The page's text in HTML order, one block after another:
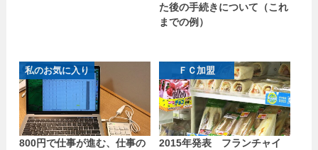
た後の手続きについて（これ
までの例）
私のお気に入り
800円で仕事が進む、仕事の
ＦＣ加盟
2015年発表 フランチャイ